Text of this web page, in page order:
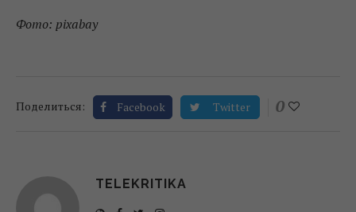
Фото: pixabay
Поделиться: Facebook Twitter 0
TELEKRITIKA